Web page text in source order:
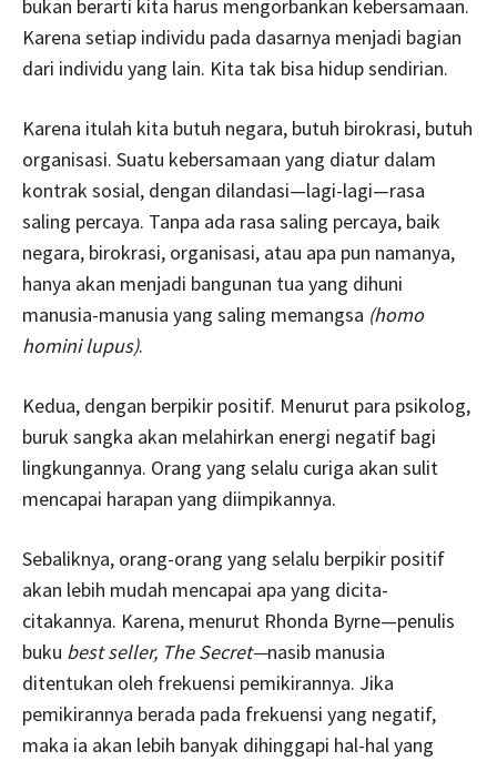
bukan berarti kita harus mengorbankan kebersamaan.
Karena setiap individu pada dasarnya menjadi bagian
dari individu yang lain. Kita tak bisa hidup sendirian.
Karena itulah kita butuh negara, butuh birokrasi, butuh
organisasi. Suatu kebersamaan yang diatur dalam
kontrak sosial, dengan dilandasi—lagi-lagi—rasa
saling percaya. Tanpa ada rasa saling percaya, baik
negara, birokrasi, organisasi, atau apa pun namanya,
hanya akan menjadi bangunan tua yang dihuni
manusia-manusia yang saling memangsa (homo
homini lupus).
Kedua, dengan berpikir positif. Menurut para psikolog,
buruk sangka akan melahirkan energi negatif bagi
lingkungannya. Orang yang selalu curiga akan sulit
mencapai harapan yang diimpikannya.
Sebaliknya, orang-orang yang selalu berpikir positif
akan lebih mudah mencapai apa yang dicita-
citakannya. Karena, menurut Rhonda Byrne—penulis
buku best seller, The Secret—nasib manusia
ditentukan oleh frekuensi pemikirannya. Jika
pemikirannya berada pada frekuensi yang negatif,
maka ia akan lebih banyak dihinggapi hal-hal yang